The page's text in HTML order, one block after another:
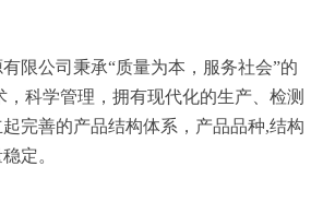
限公司秉承“质量为本，服务社会”的
，科学管理，拥有现代化的生产、检测
完善的产品结构体系，产品品种,结构
定。